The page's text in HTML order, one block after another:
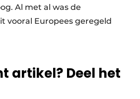
Al met al was de
vooral Europees geregeld
artikel? Deel het